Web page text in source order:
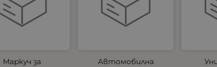
Маркуч за
Автомобилна